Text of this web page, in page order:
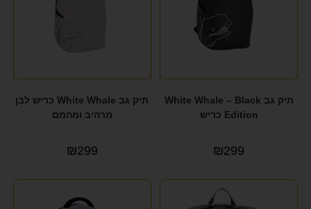
תיק גב White Whale – Black
Edition כריש
₪299
תיק גב White Whale כריש לבן
מרהיב ומהמם
₪299